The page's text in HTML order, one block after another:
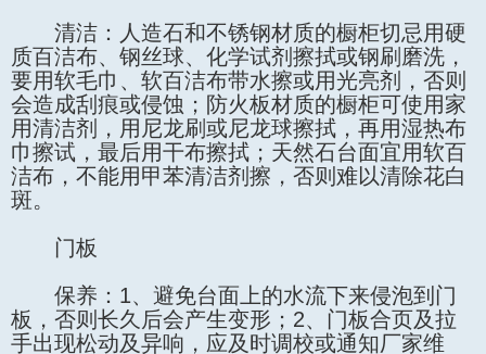
清洁：人造石和不锈钢材质的橱柜切忌用硬
质百洁布、钢丝球、化学试剂擦拭或钢刷磨洗，
要用软毛巾、软百洁布带水擦或用光亮剂，否则
会造成刮痕或侵蚀；防火板材质的橱柜可使用家
用清洁剂，用尼龙刷或尼龙球擦拭，再用湿热布
巾擦试，最后用干布擦拭；天然石台面宜用软百
洁布，不能用甲苯清洁剂擦，否则难以清除花白
斑。
门板
保养：1、避免台面上的水流下来侵泡到门
板，否则长久后会产生变形；2、门板合页及拉
手出现松动及异响，应及时调校或通知厂家维